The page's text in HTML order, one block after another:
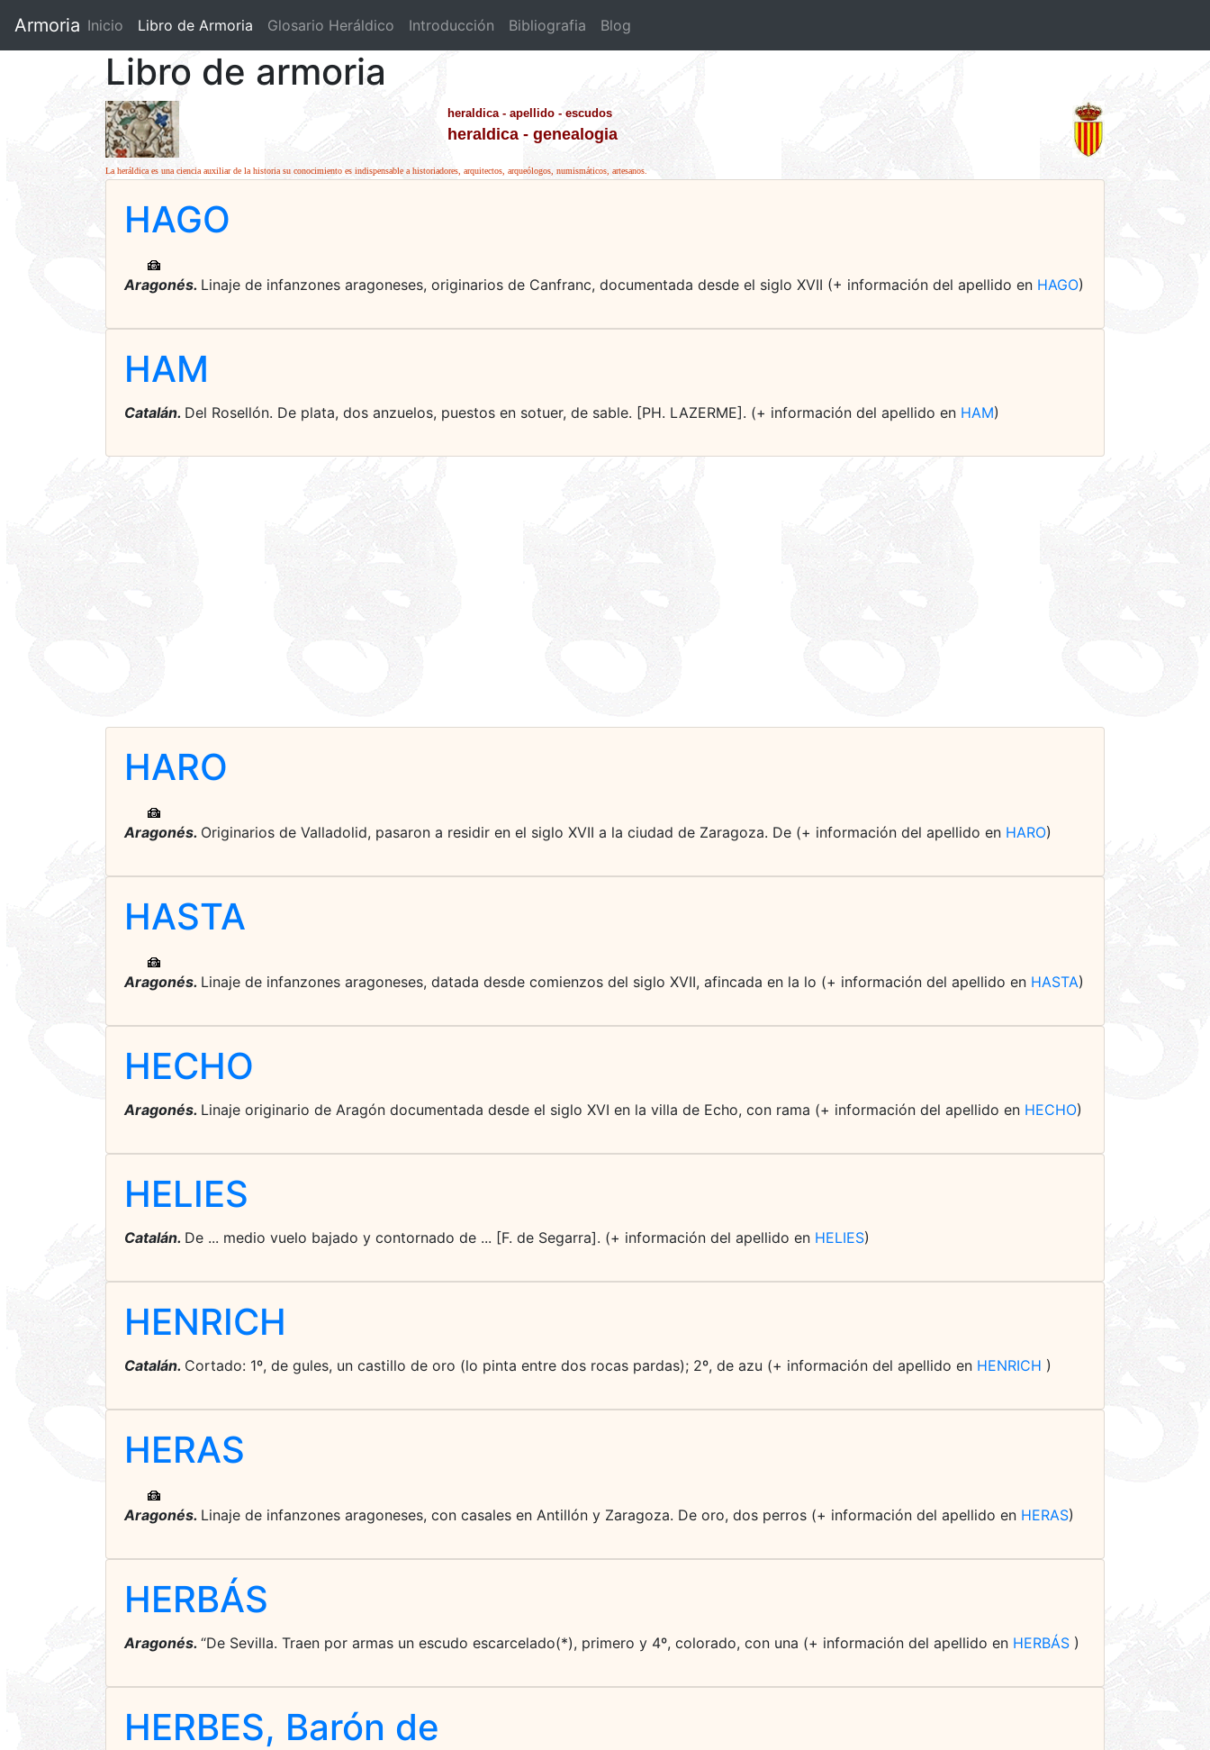
Armoria Inicio Libro de Armoria (current)
Glosario Heráldico Introducción Bibliografia Blog
Libro de armoria
heraldica - apellido - escudos
heraldica - genealogia
La heráldica es una ciencia auxiliar de la historia su conocimiento es indispensable a historiadores, arquitectos, arqueólogos, numismáticos, artesanos.
HAGO
Aragonés. Linaje de infanzones aragoneses, originarios de Canfranc, documentada desde el siglo XVII (+ información del apellido en HAGO)
HAM
Catalán. Del Rosellón. De plata, dos anzuelos, puestos en sotuer, de sable. [PH. LAZERME]. (+ información del apellido en HAM)
HARO
Aragonés. Originarios de Valladolid, pasaron a residir en el siglo XVII a la ciudad de Zaragoza. De (+ información del apellido en HARO)
HASTA
Aragonés. Linaje de infanzones aragoneses, datada desde comienzos del siglo XVII, afincada en la lo (+ información del apellido en HASTA)
HECHO
Aragonés. Linaje originario de Aragón documentada desde el siglo XVI en la villa de Echo, con rama (+ información del apellido en HECHO)
HELIES
Catalán. De ... medio vuelo bajado y contornado de ... [F. de Segarra]. (+ información del apellido en HELIES)
HENRICH
Catalán. Cortado: 1º, de gules, un castillo de oro (lo pinta entre dos rocas pardas); 2º, de azu (+ información del apellido en HENRICH )
HERAS
Aragonés. Linaje de infanzones aragoneses, con casales en Antillón y Zaragoza. De oro, dos perros (+ información del apellido en HERAS)
HERBÁS
Aragonés. “De Sevilla. Traen por armas un escudo escarcelado(*), primero y 4º, colorado, con una (+ información del apellido en HERBÁS )
HERBES, Barón de